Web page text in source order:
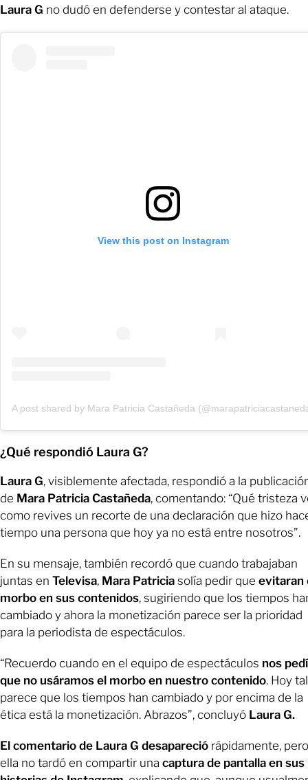
Laura G no dudó en defenderse y contestar al ataque.
View this post on Instagram
A post shared by Mara Patricia Castañeda
¿Qué respondió Laura G?
Laura G, visiblemente afectada, respondió a la
de Mara Patricia Castañeda, comentando: “Qué tristeza
como revives un recorte de una declaración que hizo
tiempo una persona que hoy ya no está entre nosotros”.
En su mensaje, también recordó que cuando trabajaban
juntas en Televisa, Mara Patricia solía pedir que evitaran
morbo en sus contenidos, sugiriendo que los tiempos
cambiado y ahora la monetización parece ser la prioridad
para la periodista de espectáculos.
“Recuerdo cuando en el equipo de espectáculos nos
que no usáramos el morbo en nuestro contenido. Hoy tal
parece que los tiempos han cambiado y por encima de la
ética está la monetización. Abrazos”, concluyó Laura G.
El comentario de Laura G desapareció rápidamente, pero
ella no tardó en compartir una captura de pantalla en sus